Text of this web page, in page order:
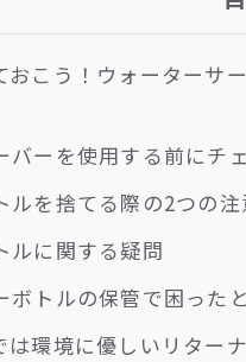
おこう！ウォーターサ
バーを使用する前にチ
ルを捨てる際の2つの注
ルに関する疑問
ボトルの保管で困った
は環境に優しいリター